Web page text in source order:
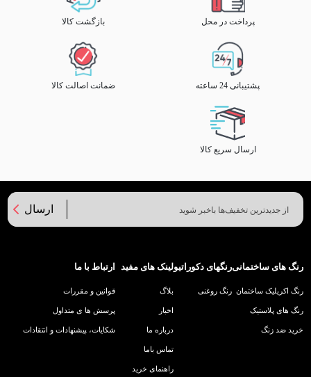
پرداخت در محل بازگشت کالا
پشتیبانی 24 ساعته ضمانت اصالت کالا
ارسال سریع کالا
ارسال
رنگ های ساختمانی
رنگ اکریلیک ساختمان
رنگ های پلاستیک
خرید ضد زنگ
رنگهای دکوراتیو
رنگ روغنی
لینک های مفید
بلاگ
اخبار
درباره ما
تماس باما
راهنمای خرید
ارتباط با ما
قوانین و مقررات
پرسش ها ی متداول
شکایات، پیشنهادات و انتقادات